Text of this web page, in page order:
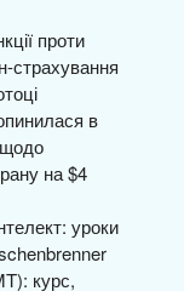
проти
страхування
в
щодо
на $4
уроки
курс,